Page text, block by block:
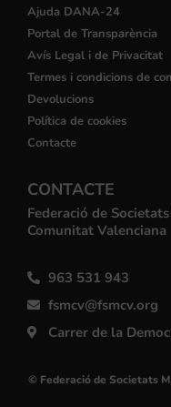
Ajuda DANA-24
Portal de Transparència
Avís Legal i de Privacitat
Termes i condicions de
Devolucions
Política de cookies
Contacte
CONTACTE
Federació de
Comunitat Valenciana
963 531 943
fsmcv@fsmcv.org
Carrer de la
© Federació de Societats